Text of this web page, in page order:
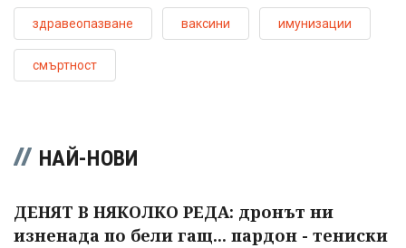
здравеопазване ваксини имунизации
смъртност
НАЙ-НОВИ
ДЕНЯТ В НЯКОЛКО РЕДА: дронът ни
изненада по бели гащ... пардон - тениски